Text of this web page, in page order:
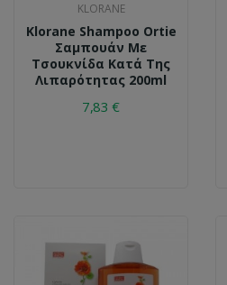
KLORANE
Klorane Shampoo Ortie
Σαμπουάν Με
Τσουκνίδα Κατά Της
Λιπαρότητας 200ml
7,83 €